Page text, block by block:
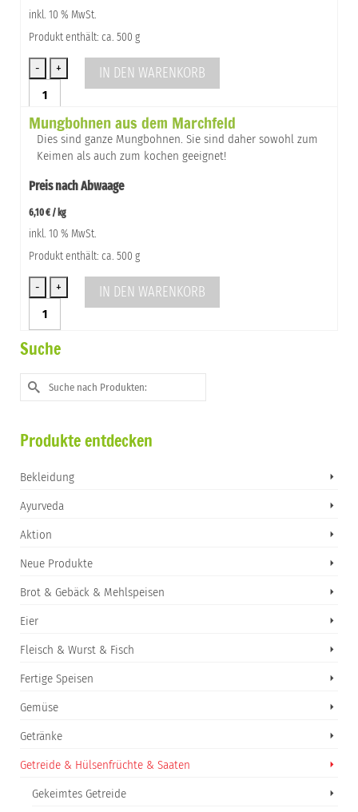
inkl. 10 % MwSt.
Produkt enthält: ca. 500 g
Bohnen
Menge
IN DEN WARENKORB
Mungbohnen aus dem Marchfeld
Dies sind ganze Mungbohnen. Sie sind daher sowohl zum
Keimen als auch zum kochen geeignet!
Preis nach Abwaage
6,10€ / kg
inkl. 10 % MwSt.
Produkt enthält: ca. 500 g
Mungbohnen
aus
dem
Marchfeld
Menge
IN DEN WARENKORB
Suche
Suche
nach:
Produkte entdecken
Bekleidung
Ayurveda
Aktion
Neue Produkte
Brot & Gebäck & Mehlspeisen
Eier
Fleisch & Wurst & Fisch
Fertige Speisen
Gemüse
Getränke
Getreide & Hülsenfrüchte & Saaten
Gekeimtes Getreide